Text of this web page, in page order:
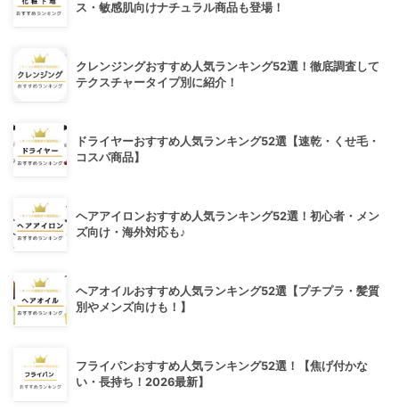
ス・敏感肌向けナチュラル商品も登場！
クレンジングおすすめ人気ランキング52選！徹底調査して
テクスチャータイプ別に紹介！
ドライヤーおすすめ人気ランキング52選【速乾・くせ毛・
コスパ商品】
ヘアアイロンおすすめ人気ランキング52選！初心者・メン
ズ向け・海外対応も♪
ヘアオイルおすすめ人気ランキング52選【プチプラ・髪質
別やメンズ向けも！】
フライパンおすすめ人気ランキング52選！【焦げ付かな
い・長持ち！2026最新】